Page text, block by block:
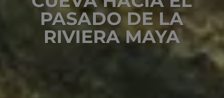
PASADO DE LA
RIVIERA MAYA